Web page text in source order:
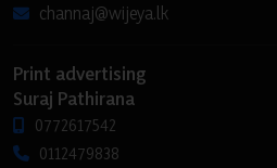
channaj@wijeya.lk
Print advertising
Suraj Pathirana
0772617542
0112479838